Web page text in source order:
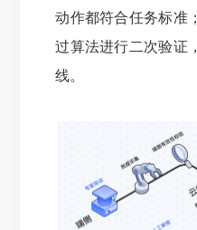
动作都符合任务标准
过算法进行二次验证
线。